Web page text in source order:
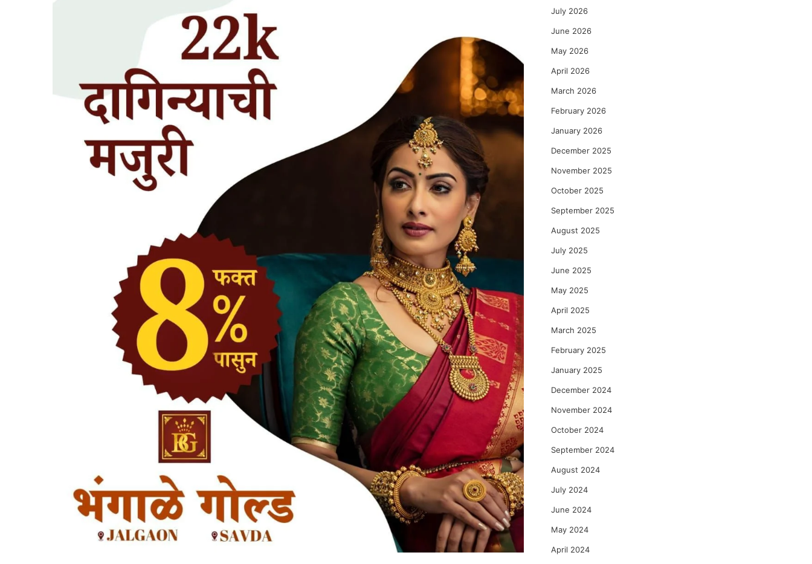
July 2026
June 2026
May 2026
April 2026
March 2026
February 2026
January 2026
December 2025
November 2025
October 2025
September 2025
August 2025
July 2025
June 2025
May 2025
April 2025
March 2025
February 2025
January 2025
December 2024
November 2024
October 2024
September 2024
August 2024
July 2024
June 2024
May 2024
April 2024